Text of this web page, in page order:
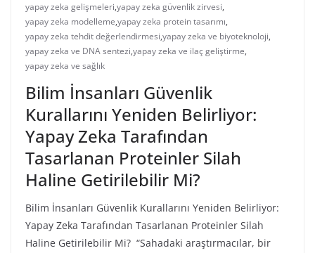
yapay zeka gelişmeleri,yapay zeka güvenlik zirvesi,
yapay zeka modelleme,yapay zeka protein tasarımı,
yapay zeka tehdit değerlendirmesi,yapay zeka ve biyoteknoloji,
yapay zeka ve DNA sentezi,yapay zeka ve ilaç geliştirme,
yapay zeka ve sağlık
Bilim İnsanları Güvenlik
Kurallarını Yeniden Belirliyor:
Yapay Zeka Tarafından
Tasarlanan Proteinler Silah
Haline Getirilebilir Mi?
Bilim İnsanları Güvenlik Kurallarını Yeniden Belirliyor:
Yapay Zeka Tarafından Tasarlanan Proteinler Silah
Haline Getirilebilir Mi? “Sahadaki araştırmacılar, bir